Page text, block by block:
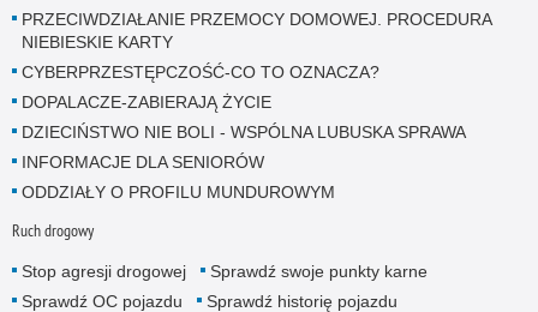
PRZECIWDZIAŁANIE PRZEMOCY DOMOWEJ. PROCEDURA
NIEBIESKIE KARTY
CYBERPRZESTĘPCZOŚĆ-CO TO OZNACZA?
DOPALACZE-ZABIERAJĄ ŻYCIE
DZIECIŃSTWO NIE BOLI - WSPÓLNA LUBUSKA SPRAWA
INFORMACJE DLA SENIORÓW
ODDZIAŁY O PROFILU MUNDUROWYM
Ruch drogowy
Stop agresji drogowej
Sprawdź swoje punkty karne
Sprawdź OC pojazdu
Sprawdź historię pojazdu